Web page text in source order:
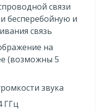
связи
бесперебойную и
связь
на
(возможны 5
звука
ГГц